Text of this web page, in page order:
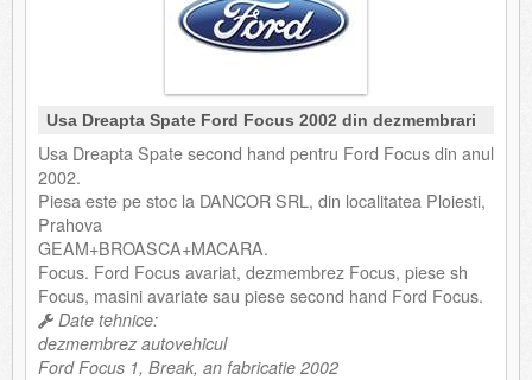
Usa Dreapta Spate Ford Focus 2002 din dezmembrari
Usa Dreapta Spate second hand pentru Ford Focus din anul
2002.
Piesa este pe stoc la DANCOR SRL, din localitatea Ploiesti,
Prahova
GEAM+BROASCA+MACARA.
Focus. Ford Focus avariat, dezmembrez Focus, piese sh
Focus, masini avariate sau piese second hand Ford Focus.
Date tehnice:
dezmembrez autovehicul
Ford Focus 1, Break, an fabricatie 2002